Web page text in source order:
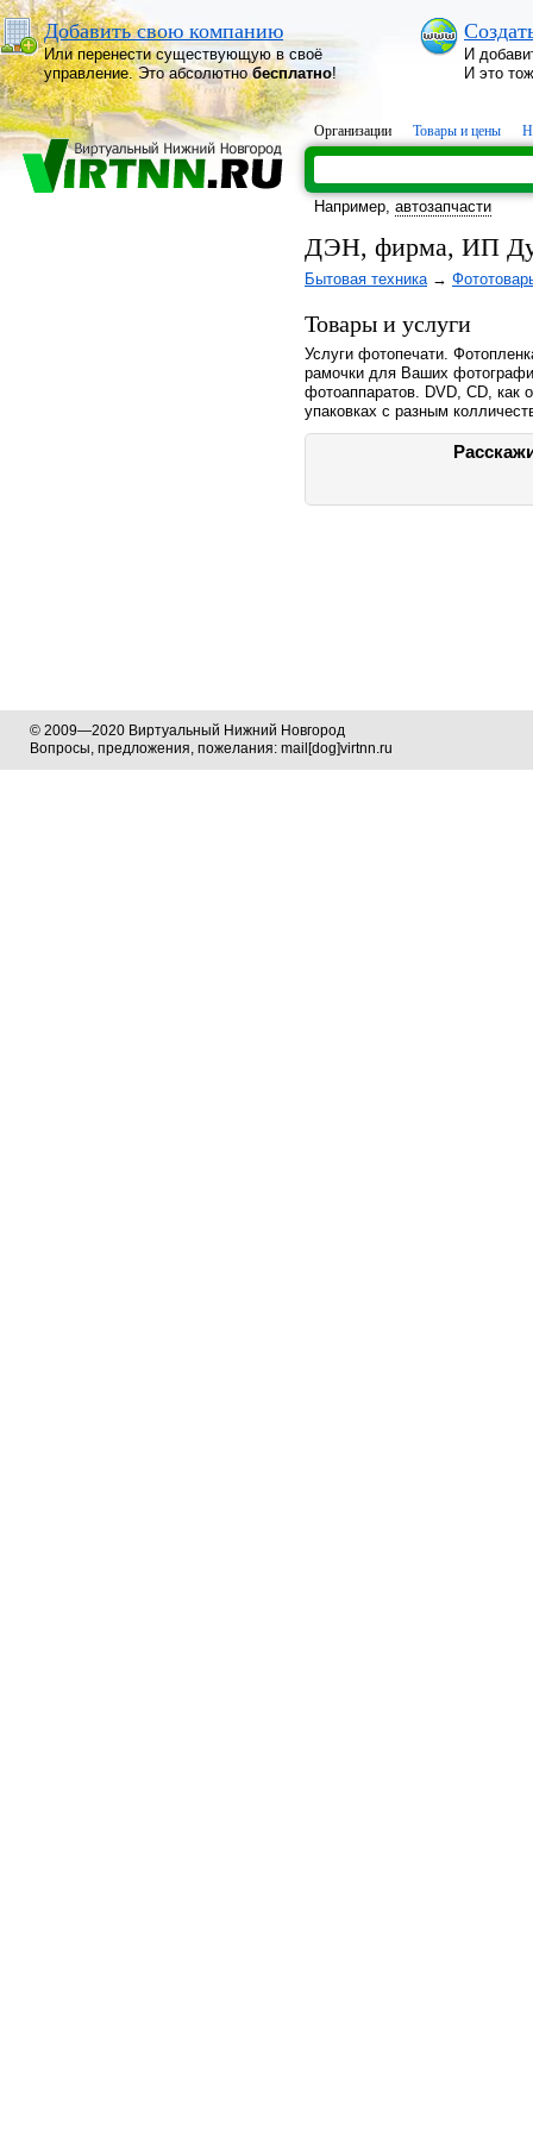
Добавить свою компанию
Или перенести существующую в своё
управление. Это абсолютнобесплатно!
И
И это
Организации Товары и цены
Например, автозапчасти
ДЭН, фирма, ИП
Бытовая техника→
Товары и услуги
Услуги фотопечати.
рамочки для Ваших
фотоаппаратов. DVD, CD, как
упаковках с разным
© 2009—2020 Виртуальный Нижний Новгород
Вопросы, предложения, пожелания: mail[dog]virtnn.ru